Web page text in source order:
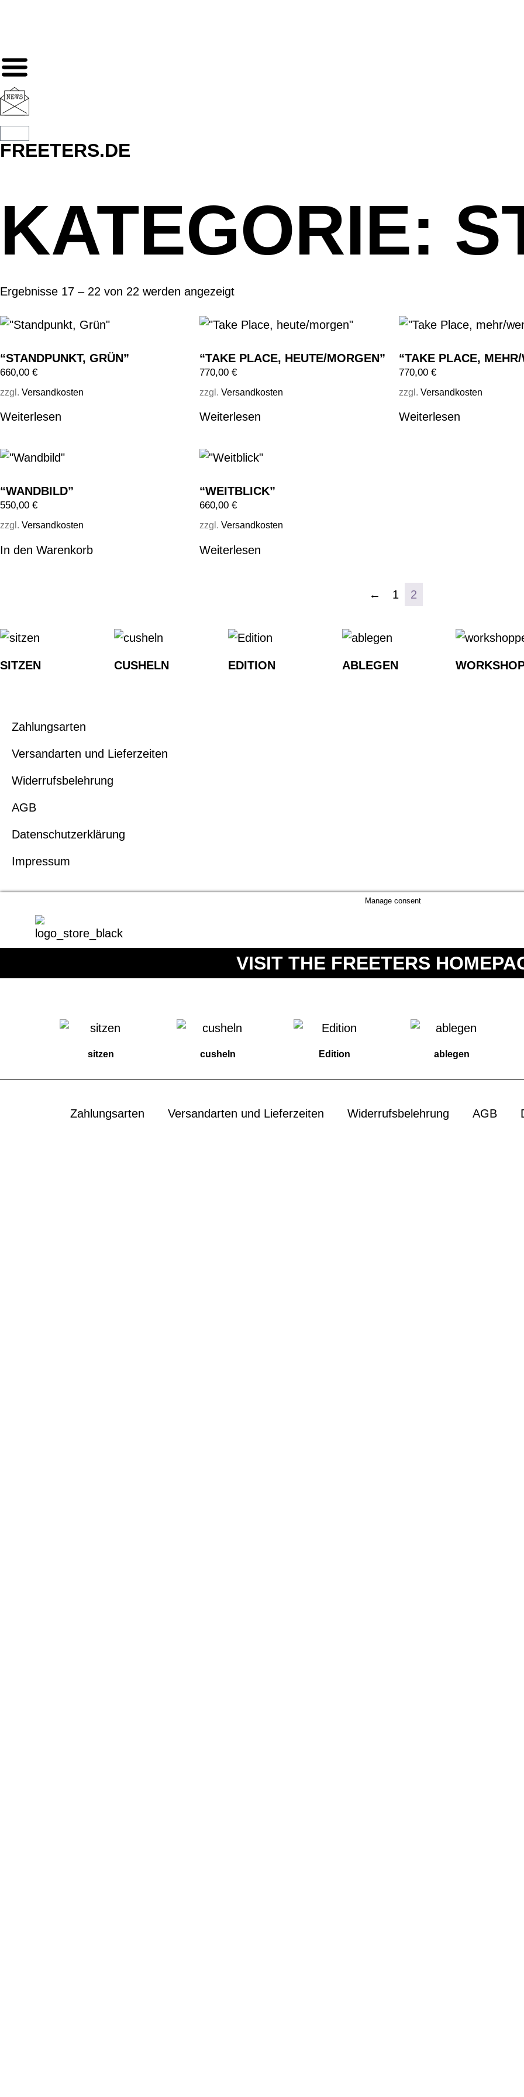
FREETERS.DE
KATEGORIE:
Ergebnisse 17 – 22 von 22 werden angezeigt
“STANDPUNKT, GRÜN”
660,00 €
zzgl. Versandkosten
Weiterlesen
“TAKE PLACE, HEUTE/MORGEN”
770,00 €
zzgl. Versandkosten
Weiterlesen
“TAKE PLACE,
770,00 €
zzgl. Versandkosten
Weiterlesen
“WANDBILD”
550,00 €
zzgl. Versandkosten
In den Warenkorb
“WEITBLICK”
660,00 €
zzgl. Versandkosten
Weiterlesen
← 1 2
SITZEN CUSHELN EDITION ABLEGEN
Zahlungsarten
Versandarten und Lieferzeiten
Widerrufsbelehrung
AGB
Datenschutzerklärung
Impressum
Manage consent
VISIT THE FREETERS
sitzen cusheln Edition ablegen
Zahlungsarten Versandarten und Lieferzeiten Widerrufsbelehrung AGB